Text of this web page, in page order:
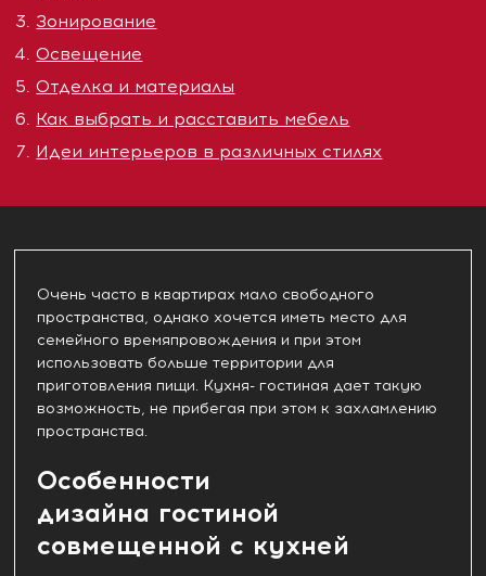
Зонирование
Освещение
Отделка и материалы
Как выбрать и расставить мебель
Идеи интерьеров в различных стилях
Очень часто в квартирах мало свободного
пространства, однако хочется иметь место для
семейного времяпровождения и при этом
использовать больше территории для
приготовления пищи. Кухня- гостиная дает такую
возможность, не прибегая при этом к захламлению
пространства.
Особенности
дизайна гостиной
совмещенной с кухней